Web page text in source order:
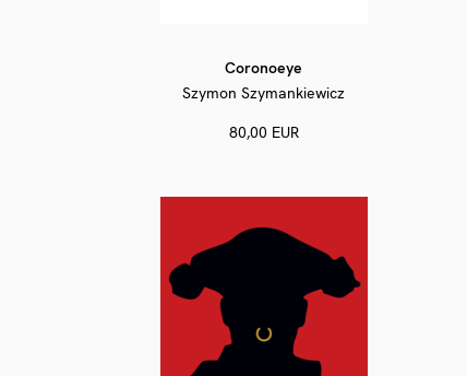
Coronoeye
Szymon Szymankiewicz
80,00 EUR